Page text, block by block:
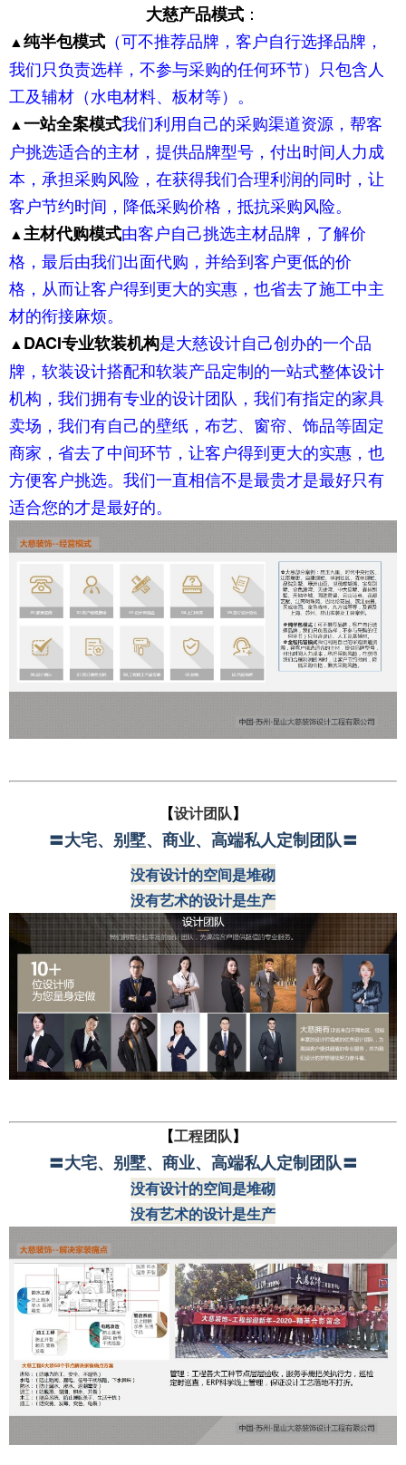
大慈产品模式 ：
▲ 纯半包模式 （可不推荐品牌，客户自行选择品牌，
我们只负责选样，不参与采购的任何环节）只包含人
工及辅材（水电材料、板材等）。
▲ 一站全案模式我们利用自己的采购渠道资源，帮客
户挑选适合的主材，提供品牌型号，付出时间人力成
本，承担采购风险，在获得我们合理利润的同时，让
客户节约时间，降低采购价格，抵抗采购风险。
▲ 主材代购模式由客户自己挑选主材品牌，了解价
格，最后由我们出面代购，并给到客户更低的价
格，从而让客户得到更大的实惠，也省去了施工中主
材的衔接麻烦。
▲ DACI专业软装机构是大慈设计自己创办的一个品
牌，软装设计搭配和软装产品定制的一站式整体设计
机构，我们拥有专业的设计团队，我们有指定的家具
卖场 ，我们有自己的壁纸，布艺、窗帘、饰品等固定
商家，省去了中间环节，让客户得到更大的实惠，也
方便客户挑选。我们一直相信不是最贵才是最好只有
适合您的才是最好的。
【设计团队】
〓大宅、别墅、商业、高端私人定制团队〓
没有设计的空间是堆砌
没有艺术的设计是生产
【工程团队】
〓大宅、别墅、商业、高端私人定制团队〓
没有设计的空间是堆砌
没有艺术的设计是生产